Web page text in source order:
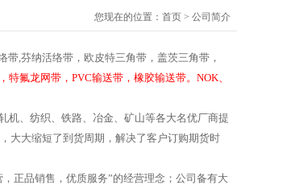
您现在的位置： 首页 > 公司简介
,芬纳活络带，欧皮特三角带，盖茨三角带，
氟龙网带，PVC输送带，橡胶输送带。NOK、
机、纺织、铁路、冶金、矿山等各大名优厂商提
大大缩短了到货周期，解决了客户订购期货时
正品销售，优质服务”的经营理念；公司备有大